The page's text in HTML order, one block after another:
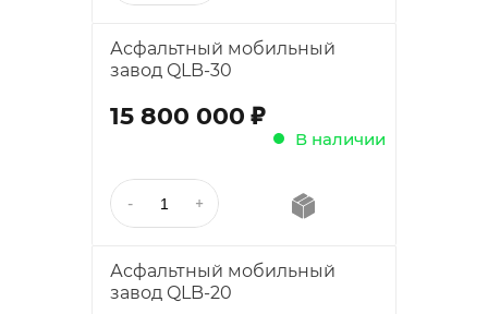
Асфальтный мобильный
завод QLB-30
15 800 000 ;
В наличии
Асфальтный мобильный
завод QLB-20